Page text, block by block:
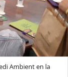
Ambient en la